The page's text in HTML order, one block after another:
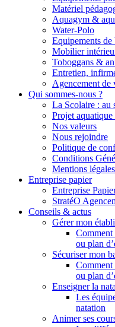
Matériel
Aquagym &
Water-Polo
Equipements de
Mobilier
Toboggans &
Entretien,
Agencement de
Qui sommes-nous ?
La Scolaire : au
Projet aquatique
Nos valeurs
Nous rejoindre
Politique de
Conditions
Mentions légales
Entreprise papier
Entreprise
StratéO
Conseils & actus
Gérer mon
Comment
ou plan
Sécuriser mon
Comment
ou plan
Enseigner la
Les
natation
Animer ses